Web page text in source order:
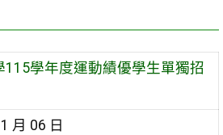
115學年度運動績優學生單獨招
月 06 日